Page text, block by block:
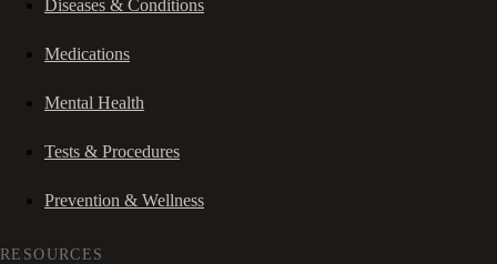
Diseases & Conditions
Medications
Mental Health
Tests & Procedures
Prevention & Wellness
RESOURCES